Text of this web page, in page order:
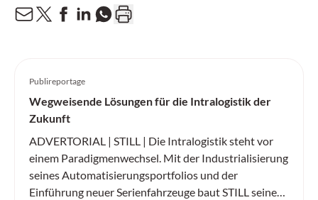
Publireportage
Wegweisende Lösungen für die Intralogistik der
Zukunft
ADVERTORIAL | STILL | Die Intralogistik steht vor
einem Paradigmenwechsel. Mit der Industrialisierung
seines Automatisierungsportfolios und der
Einführung neuer Serienfahrzeuge baut STILL seine